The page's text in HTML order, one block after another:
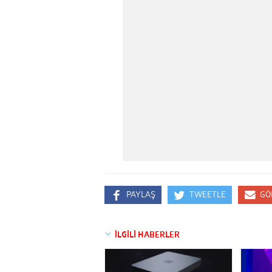
PAYLAŞ TWEETLE
İLGİLİ HABERLER